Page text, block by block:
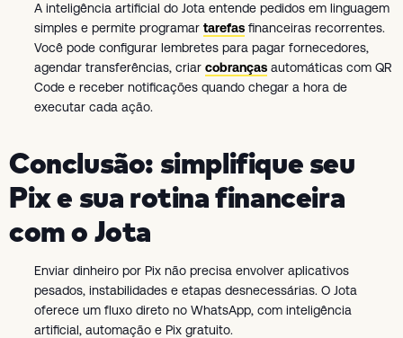
A inteligência artificial do Jota entende pedidos em linguagem
simples e permite programar tarefas financeiras recorrentes.
Você pode configurar lembretes para pagar fornecedores,
agendar transferências, criar cobranças automáticas com QR
Code e receber notificações quando chegar a hora de
executar cada ação.
Conclusão: simplifique seu
Pix e sua rotina financeira
com o Jota
Enviar dinheiro por Pix não precisa envolver aplicativos
pesados, instabilidades e etapas desnecessárias. O Jota
oferece um fluxo direto no WhatsApp, com inteligência
artificial, automação e Pix gratuito.